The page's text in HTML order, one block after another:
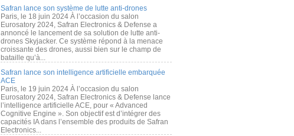
Safran lance son système de lutte anti-drones
Paris, le 18 juin 2024 À l’occasion du salon
Eurosatory 2024, Safran Electronics & Defense a
annoncé le lancement de sa solution de lutte anti-
drones Skyjacker. Ce système répond à la menace
croissante des drones, aussi bien sur le champ de
bataille qu’à...
Safran lance son intelligence artificielle embarquée
ACE
Paris, le 19 juin 2024 À l’occasion du salon
Eurosatory 2024, Safran Electronics & Defense lance
l’intelligence artificielle ACE, pour « Advanced
Cognitive Engine ». Son objectif est d’intégrer des
capacités IA dans l’ensemble des produits de Safran
Electronics...